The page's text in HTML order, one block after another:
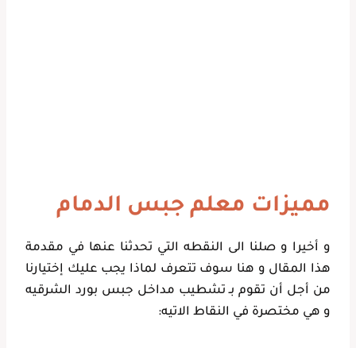
مميزات معلم جبس الدمام
و أخيرا و صلنا الى النقطه التي تحدثنا عنها في مقدمة
هذا المقال و هنا سوف تتعرف لماذا يجب عليك إختيارنا
من أجل أن تقوم بـ تشطيب مداخل جبس بورد الشرقيه
و هي مختصرة في النقاط الاتيه: